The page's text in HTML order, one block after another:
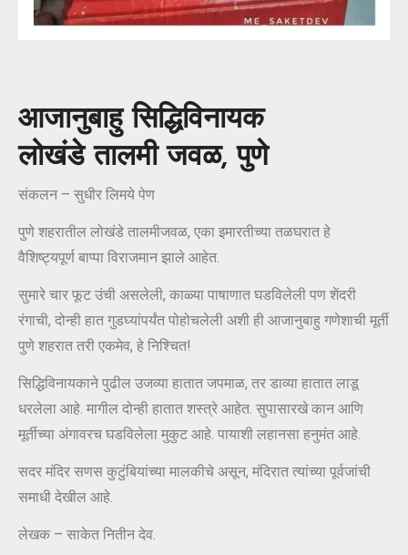
आजानुबाहु सिद्धिविनायक
लोखंडे तालमी जवळ, पुणे
संकलन – सुधीर लिमये पेण
पुणे शहरातील लोखंडे तालमीजवळ, एका इमारतीच्या तळघरात हे
वैशिष्ट्यपूर्ण बाप्पा विराजमान झाले आहेत.
सुमारे चार फूट उंची असलेली, काळ्या पाषाणात घडविलेली पण शेंदरी
रंगाची, दोन्ही हात गुडघ्यांपर्यंत पोहोचलेली अशी ही आजानुबाहु गणेशाची मूर्ती
पुणे शहरात तरी एकमेव, हे निश्चित!
सिद्धिविनायकाने पुढील उजव्या हातात जपमाळ, तर डाव्या हातात लाडू
धरलेला आहे. मागील दोन्ही हातात शस्त्रे आहेत. सुपासारखे कान आणि
मूर्तीच्या अंगावरच घडविलेला मुकुट आहे. पायाशी लहानसा हनुमंत आहे.
सदर मंदिर सणस कुटुंबियांच्या मालकीचे असून, मंदिरात त्यांच्या पूर्वजांची
समाधी देखील आहे.
लेखक – साकेत नितीन देव.